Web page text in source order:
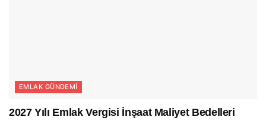
EMLAK GÜNDEMI
2027 Yılı Emlak Vergisi İnşaat Maliyet Bedelleri